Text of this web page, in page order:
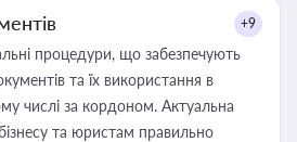
+9
процедури, що забезпечують
та їх використання в
числі за кордоном. Актуальна
та юристам правильно